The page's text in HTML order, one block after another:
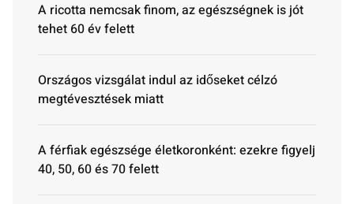
A ricotta nemcsak finom, az egészségnek is jót
tehet 60 év felett
Országos vizsgálat indul az időseket célzó
megtévesztések miatt
A férfiak egészsége életkoronként: ezekre figyelj
40, 50, 60 és 70 felett